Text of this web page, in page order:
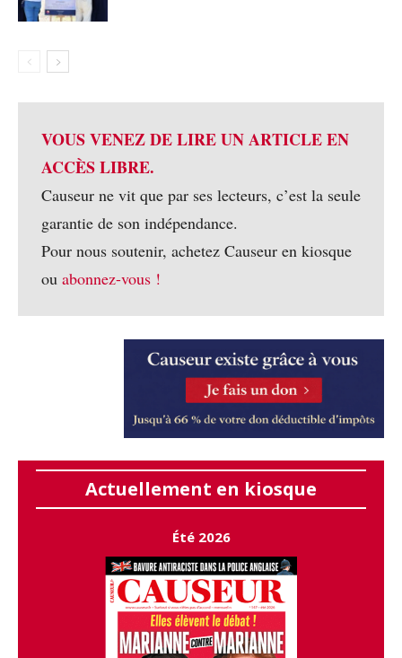
VOUS VENEZ DE LIRE UN ARTICLE EN
ACCÈS LIBRE.
Causeur ne vit que par ses lecteurs, c’est la seule
garantie de son indépendance.
Pour nous soutenir, achetez Causeur en kiosque
ou abonnez-vous !
Actuellement en kiosque
Été 2026